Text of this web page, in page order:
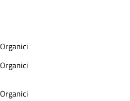
Organici
Organici
Organici